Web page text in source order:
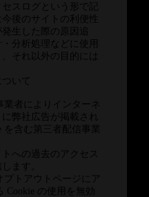
スログという形で記
後のサイトの利便性
生した際の原因追
分析処理などに使用
それ以外の目的には
いて
業者によりインターネ
弊社広告が掲載され
を含む第三者配信事業
への過去のアクセス
ます。
プトアウトページにア
Cookie の使用を無効